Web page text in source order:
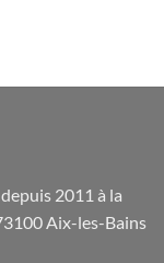
2011 à la
Aix-les-Bains